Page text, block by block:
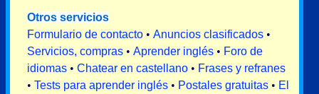
Otros servicios
Formulario de contacto • Anuncios clasificados •
Servicios, compras • Aprender inglés • Foro de
idiomas • Chatear en castellano • Frases y refranes
• Tests para aprender inglés • Postales gratuitas • El